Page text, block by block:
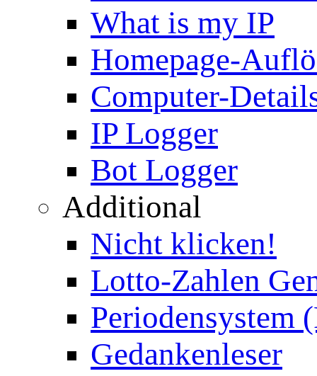
What is my IP
Homepage-
Computer-
IP Logger
Bot Logger
Additional
Nicht klicken!
Lotto-Zahlen
Periodensystem
Gedankenleser